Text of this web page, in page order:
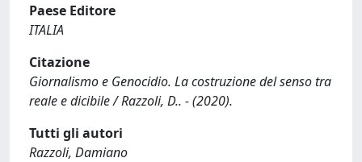
Paese Editore
ITALIA
Citazione
Giornalismo e Genocidio. La costruzione del senso tra
reale e dicibile / Razzoli, D.. - (2020).
Tutti gli autori
Razzoli, Damiano